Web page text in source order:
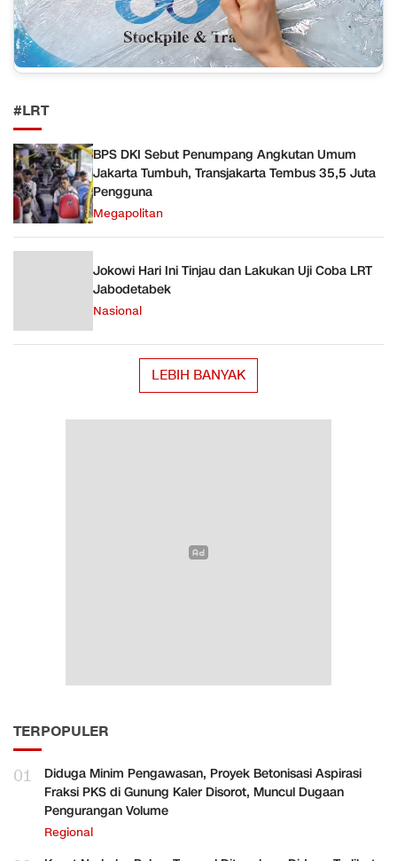
#LRT
BPS DKI Sebut Penumpang Angkutan Umum
Jakarta Tumbuh, Transjakarta Tembus 35,5 Juta
Pengguna
Megapolitan
Jokowi Hari Ini Tinjau dan Lakukan Uji Coba LRT
Jabodetabek
Nasional
LEBIH BANYAK
TERPOPULER
01
Diduga Minim Pengawasan, Proyek Betonisasi Aspirasi
Fraksi PKS di Gunung Kaler Disorot, Muncul Dugaan
Pengurangan Volume
Regional